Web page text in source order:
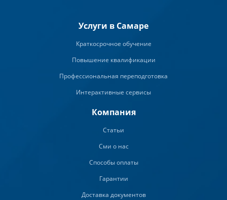
Услуги в Самаре
Краткосрочное обучение
Повышение квалификации
Профессиональная переподготовка
Интерактивные сервисы
Компания
Статьи
Сми о нас
Способы оплаты
Гарантии
Доставка документов